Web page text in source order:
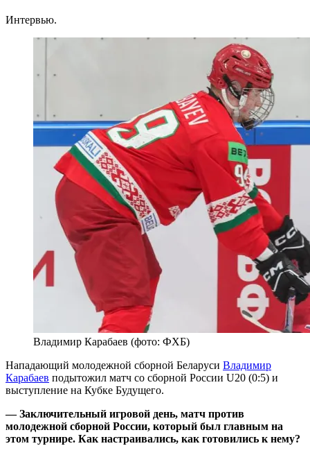
Интервью.
Владимир Карабаев (фото: ФХБ)
Нападающий молодежной сборной Беларуси Владимир
Карабаев подытожил матч со сборной России U20 (0:5) и
выступление на Кубке Будущего.
— Заключительный игровой день, матч против
молодежной сборной России, который был главным на
этом турнире. Как настраивались, как готовились к нему?